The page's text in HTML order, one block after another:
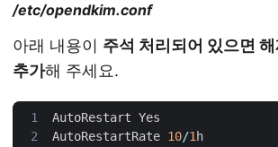
/etc/opendkim.conf
아래 내용이 주석 처리되어 있으면
추가해 주세요.
AutoRestart Yes
AutoRestartRate 10/1h